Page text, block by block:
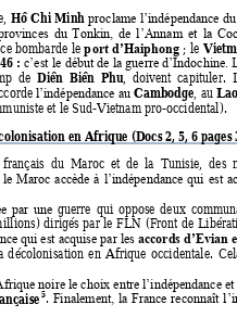
Hô Chi Minh proclame l’indépendance
ces du Tonkin, de l’Annam et la C
bombarde le port d’Haiphong ; le
: c’est le début de la guerre d’Indochine.
de Diên Biên  Phu, doivent capituler.
l’indépendance au Cambodge, au
et le Sud-Vietnam pro-
en Afrique (Docs 2, 5, 6
du Maroc  et  de la  Tunisie,  des
le Maroc accède à l’indépendance qui est
par une guerre qui oppose deux
ions) dirigés par le FLN (Front de
qui est acquise par les accords d’Evian
décolonisation en Afrique occidentale.
noire le choix entre l’indépendance
5. Finalement, la France reconnaît